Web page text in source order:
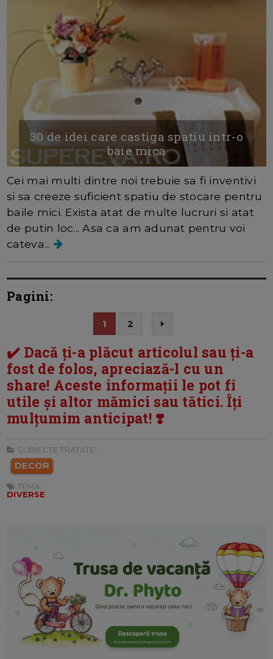
30 de idei care castiga spatiu intr-o
baie mica
Cei mai multi dintre noi trebuie sa fi inventivi
si sa creeze suficient spatiu de stocare pentru
baile mici. Exista atat de multe lucruri si atat
de putin loc... Asa ca am adunat pentru voi
cateva...
Pagini:
1 2
✔️ Dacă ți-a plăcut articolul sau ți-a
fost de folos, apreciază-l cu un
share! Aceste informații le pot fi
utile și altor mămici sau tătici. Îți
mulțumim anticipat! ❣️
SUBIECTE TRATATE:
DECOR
TEMA:
DIVERSE